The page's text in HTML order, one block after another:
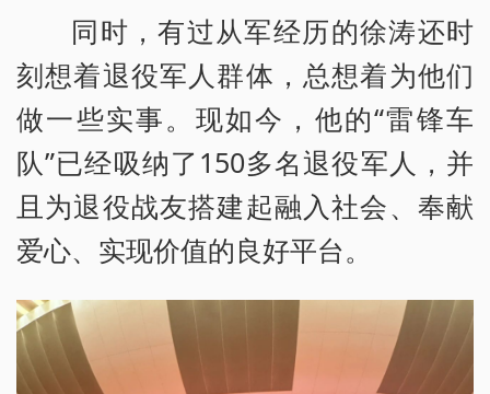
同时，有过从军经历的徐涛还时
刻想着退役军人群体，总想着为他们
做一些实事。现如今，他的“雷锋车
队”已经吸纳了150多名退役军人，并
且为退役战友搭建起融入社会、奉献
爱心、实现价值的良好平台。